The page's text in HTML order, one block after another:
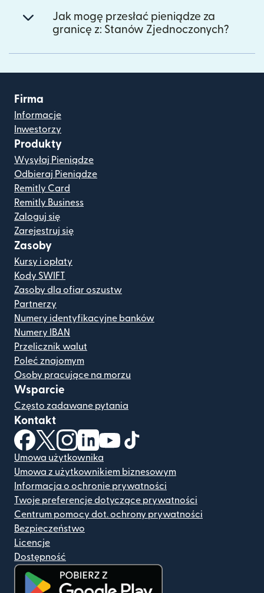
Jak mogę przesłać pieniądze za
granicę z: Stanów Zjednoczonych?
Firma
Informacje
Inwestorzy
Produkty
Wysyłaj Pieniądze
Odbieraj Pieniądze
Remitly Card
Remitly Business
Zaloguj się
Zarejestruj się
Zasoby
Kursy i opłaty
Kody SWIFT
Zasoby dla ofiar oszustw
Partnerzy
Numery identyfikacyjne banków
Numery IBAN
Przelicznik walut
Poleć znajomym
Osoby pracujące na morzu
Wsparcie
Często zadawane pytania
Kontakt
(otwiera się w nowym oknie)
(otwiera się w nowym oknie)
(otwiera się w nowym oknie)
(otwiera się w nowym oknie)
(otwiera się w nowym oknie)
Umowa użytkownika
Umowa z użytkownikiem biznesowym
Informacja o ochronie prywatności
Twoje preferencje dotyczące prywatności
Centrum pomocy dot. ochrony prywatności
Bezpieczeństwo
Licencje
Dostępność